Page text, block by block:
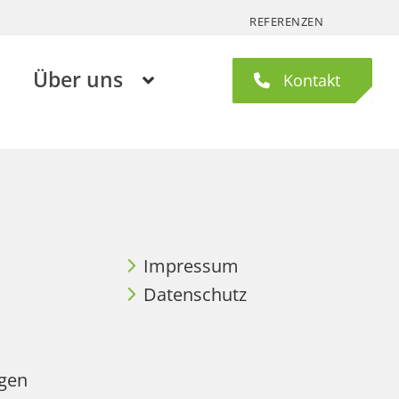
REFERENZEN
Über uns Kontakt
Impressum
Datenschutz